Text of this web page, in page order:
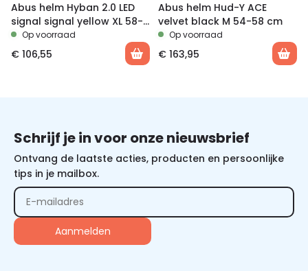
Abus helm Hyban 2.0 LED
signal signal yellow XL 58-
63 cm
Op voorraad
€ 106,55
Abus helm Hud-Y ACE
velvet black M 54-58 cm
Op voorraad
€ 163,95
Schrijf je in voor onze nieuwsbrief
Ontvang de laatste acties, producten en persoonlijke
tips in je mailbox.